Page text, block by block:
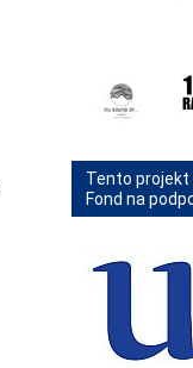
Tento projekt
Fond na